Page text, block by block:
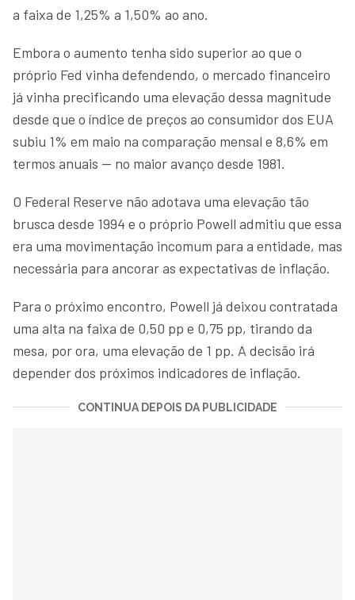
a faixa de 1,25% a 1,50% ao ano.
Embora o aumento tenha sido superior ao que o
próprio Fed vinha defendendo, o mercado financeiro
já vinha precificando uma elevação dessa magnitude
desde que o índice de preços ao consumidor dos EUA
subiu 1% em maio na comparação mensal e 8,6% em
termos anuais — no maior avanço desde 1981.
O Federal Reserve não adotava uma elevação tão
brusca desde 1994 e o próprio Powell admitiu que essa
era uma movimentação incomum para a entidade, mas
necessária para ancorar as expectativas de inflação.
Para o próximo encontro, Powell já deixou contratada
uma alta na faixa de 0,50 pp e 0,75 pp, tirando da
mesa, por ora, uma elevação de 1 pp. A decisão irá
depender dos próximos indicadores de inflação.
CONTINUA DEPOIS DA PUBLICIDADE